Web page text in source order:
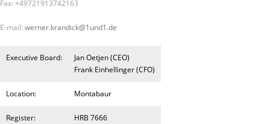
Fax: +49721913742163
E-mail: werner.krandick@1und1.de
Executive Board:
Jan Oetjen (CEO)
Frank Einhellinger (CFO)
Location: Montabaur
Register: HRB 7666